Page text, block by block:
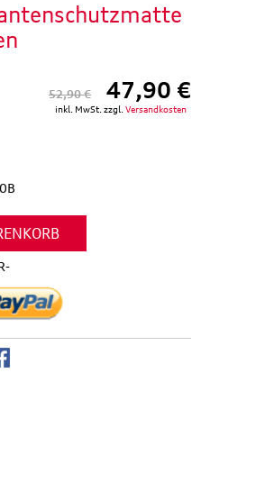
52,90 € 47,90 €
inkl. MwSt. zzgl. Versandkosten